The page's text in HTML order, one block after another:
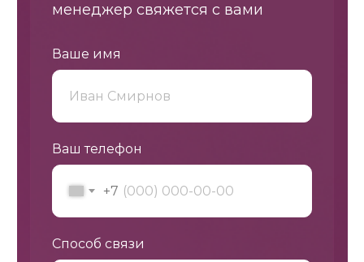
менеджер свяжется с вами
Ваше имя
Ваш телефон
+7
Способ связи